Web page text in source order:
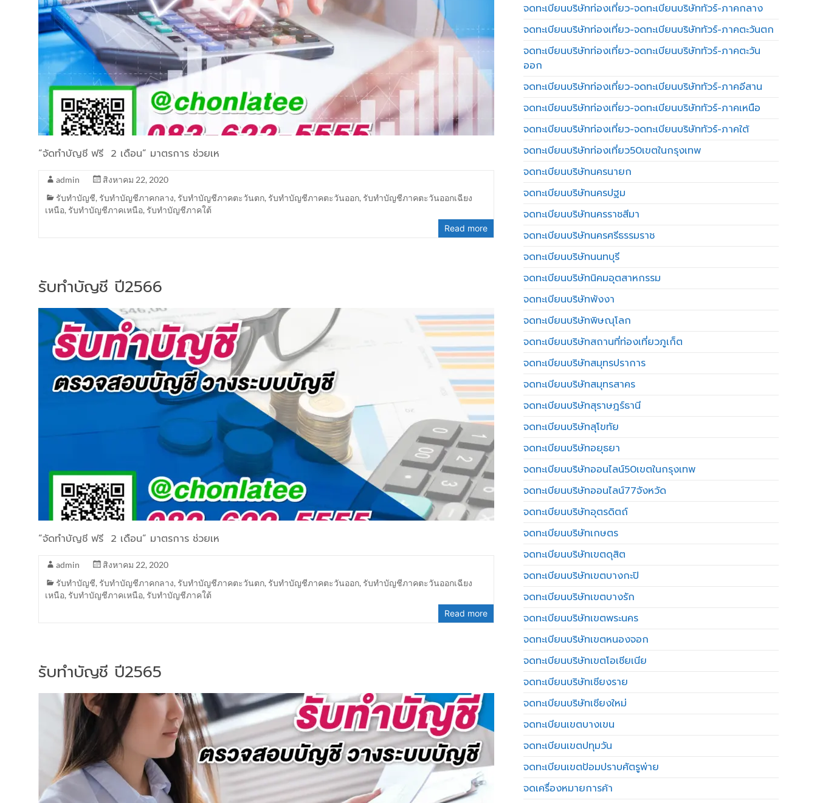
“จัดทำบัญชี ฟรี 2 เดือน” มาตรการ ช่วยเห
admin
สิงหาคม 22, 2020
รับทำบัญชี, รับทำบัญชีภาคกลาง, รับทำบัญชีภาคตะวันตก, รับทำบัญชีภาคตะวันออก, รับทำบัญชีภาคตะวันออกเฉียง
เหนือ, รับทำบัญชีภาคเหนือ, รับทำบัญชีภาคใต้
Read more
รับทำบัญชี ปี2566
“จัดทำบัญชี ฟรี 2 เดือน” มาตรการ ช่วยเห
admin
สิงหาคม 22, 2020
รับทำบัญชี, รับทำบัญชีภาคกลาง, รับทำบัญชีภาคตะวันตก, รับทำบัญชีภาคตะวันออก, รับทำบัญชีภาคตะวันออกเฉียง
เหนือ, รับทำบัญชีภาคเหนือ, รับทำบัญชีภาคใต้
Read more
รับทำบัญชี ปี2565
จดทะเบียนบริษัทท่องเที่ยว-จดทะเบียนบริษัททัวร์-ภาคกลาง
จดทะเบียนบริษัทท่องเที่ยว-จดทะเบียนบริษัททัวร์-ภาคตะวันตก
จดทะเบียนบริษัทท่องเที่ยว-จดทะเบียนบริษัททัวร์-ภาคตะวัน
ออก
จดทะเบียนบริษัทท่องเที่ยว-จดทะเบียนบริษัททัวร์-ภาคอีสาน
จดทะเบียนบริษัทท่องเที่ยว-จดทะเบียนบริษัททัวร์-ภาคเหนือ
จดทะเบียนบริษัทท่องเที่ยว-จดทะเบียนบริษัททัวร์-ภาคใต้
จดทะเบียนบริษัทท่องเที่ยว50เขตในกรุงเทพ
จดทะเบียนบริษัทนครนายก
จดทะเบียนบริษัทนครปฐม
จดทะเบียนบริษัทนครราชสีมา
จดทะเบียนบริษัทนครศรีธรรมราช
จดทะเบียนบริษัทนนทบุรี
จดทะเบียนบริษัทนิคมอุตสาหกรรม
จดทะเบียนบริษัทพังงา
จดทะเบียนบริษัทพิษณุโลก
จดทะเบียนบริษัทสถานที่ท่องเที่ยวภูเก็ต
จดทะเบียนบริษัทสมุทรปราการ
จดทะเบียนบริษัทสมุทรสาคร
จดทะเบียนบริษัทสุราษฎร์ธานี
จดทะเบียนบริษัทสุโขทัย
จดทะเบียนบริษัทอยุธยา
จดทะเบียนบริษัทออนไลน์50เขตในกรุงเทพ
จดทะเบียนบริษัทออนไลน์77จังหวัด
จดทะเบียนบริษัทอุตรดิตถ์
จดทะเบียนบริษัทเกษตร
จดทะเบียนบริษัทเขตดุสิต
จดทะเบียนบริษัทเขตบางกะปิ
จดทะเบียนบริษัทเขตบางรัก
จดทะเบียนบริษัทเขตพระนคร
จดทะเบียนบริษัทเขตหนองจอก
จดทะเบียนบริษัทเขตโอเชียเนีย
จดทะเบียนบริษัทเชียงราย
จดทะเบียนบริษัทเชียงใหม่
จดทะเบียนเขตบางเขน
จดทะเบียนเขตปทุมวัน
จดทะเบียนเขตป้อมปราบศัตรูพ่าย
จดเครื่องหมายการค้า